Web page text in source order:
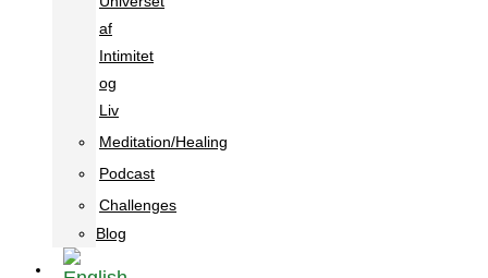
af
Intimitet
og
Liv
Meditation/Healing
Podcast
Challenges
Blog